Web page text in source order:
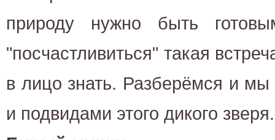
природу нужно быть
"посчастливиться" такая
в лицо знать. Разберёмся и
и подвидами этого дикого зверя.